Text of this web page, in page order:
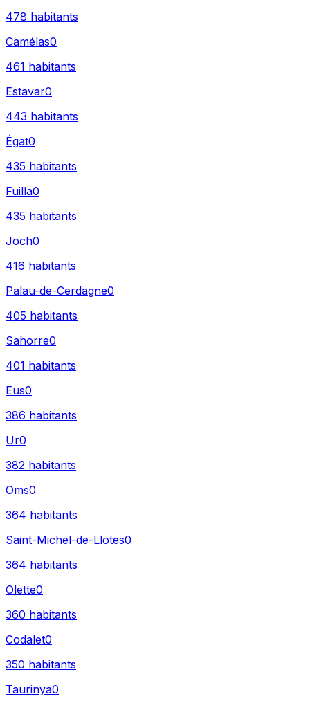
478 habitants
Camélas0
461 habitants
Estavar0
443 habitants
Égat0
435 habitants
Fuilla0
435 habitants
Joch0
416 habitants
Palau-de-Cerdagne0
405 habitants
Sahorre0
401 habitants
Eus0
386 habitants
Ur0
382 habitants
Oms0
364 habitants
Saint-Michel-de-Llotes0
364 habitants
Olette0
360 habitants
Codalet0
350 habitants
Taurinya0